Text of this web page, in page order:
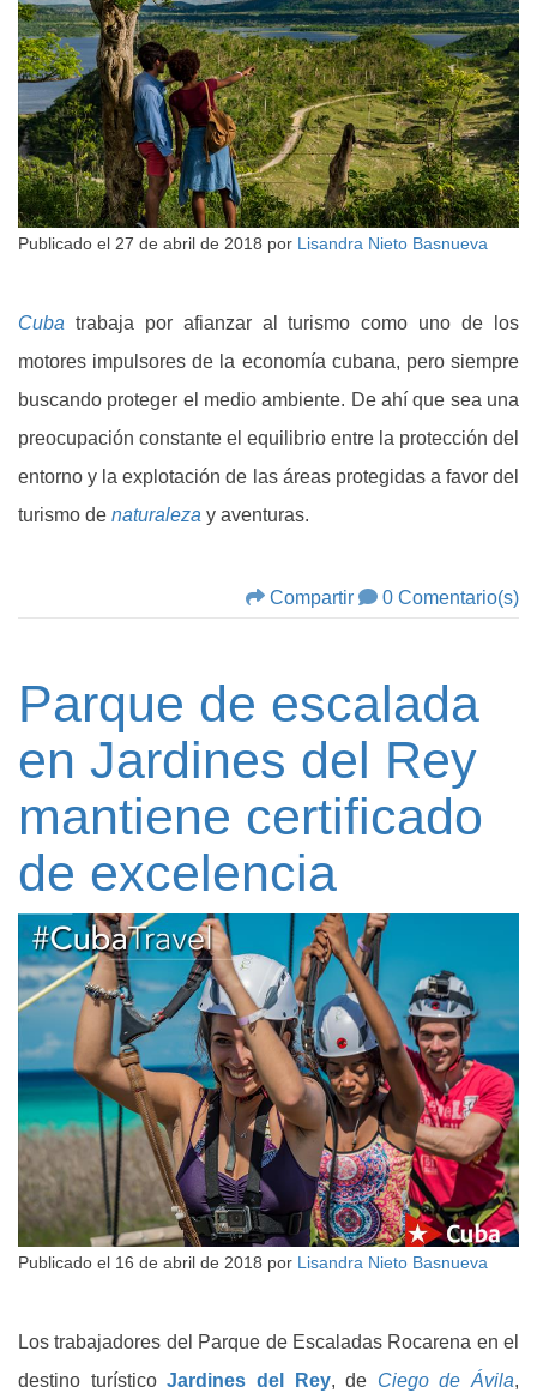
Publicado el 27 de abril de 2018 por Lisandra Nieto Basnueva
Cuba trabaja por afianzar al turismo como uno de los
motores impulsores de la economía cubana, pero siempre
buscando proteger el medio ambiente. De ahí que sea una
preocupación constante el equilibrio entre la protección del
entorno y la explotación de las áreas protegidas a favor del
turismo de naturaleza y aventuras.
Compartir 0 Comentario(s)
Parque de escalada
en Jardines del Rey
mantiene certificado
de excelencia
Publicado el 16 de abril de 2018 por Lisandra Nieto Basnueva
Los trabajadores del Parque de Escaladas Rocarena en el
destino turísticoJardines del Rey, de Ciego de Ávila,